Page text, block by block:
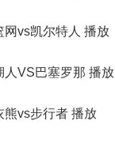
网vs凯尔特人 播放
人VS巴塞罗那 播放
熊vs步行者 播放